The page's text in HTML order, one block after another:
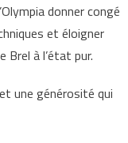
donner congé
et éloigner
Brel à l’état pur.
une générosité qui